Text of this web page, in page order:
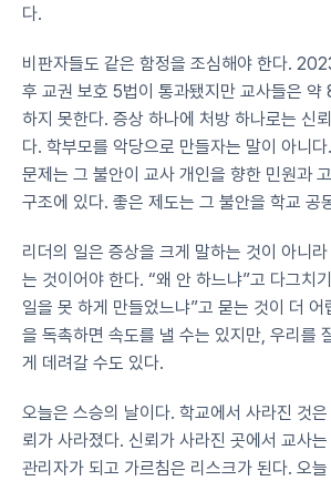
다.
비판자들도 같은 함정을 조심해야 한다.
후 교권 보호 5법이 통과됐지만 교사들은
하지 못한다. 증상 하나에 처방 하나로는 신
다. 학부모를 악당으로 만들자는 말이 아니
문제는 그 불안이 교사 개인을 향한 민원과
구조에 있다. 좋은 제도는 그 불안을 학교 공
리더의 일은 증상을 크게 말하는 것이 아니
는 것이어야 한다. “왜 안 하느냐”고 다그치
일을 못 하게 만들었느냐”고 묻는 것이 더
을 독촉하면 속도를 낼 수는 있지만, 우리를
게 데려갈 수도 있다.
오늘은 스승의 날이다. 학교에서 사라진 것
뢰가 사라졌다. 신뢰가 사라진 곳에서 교사
관리자가 되고 가르침은 리스크가 된다. 오